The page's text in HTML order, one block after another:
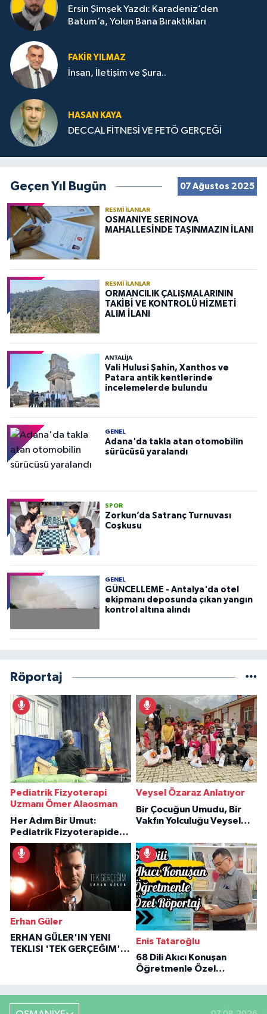
Ersin Şimşek Yazdı: Karadeniz’den
Batum’a, Yolun Bana Bıraktıkları
FAKIR YILMAZ
İnsan, İletişim ve Şura..
HASAN KAYA
DECCAL FİTNESİ VE FETÖ GERÇEĞİ
Geçen Yıl Bugün 07 Ağustos 2025
RESMI İLANLAR
OSMANİYE SERİNOVA
MAHALLESİNDE TAŞINMAZIN İLANI
RESMI İLANLAR
ORMANCILIK ÇALIŞMALARININ
TAKİBİ VE KONTROLÜ HİZMETİ
ALIM İLANI
ANTALIJA
Vali Hulusi Şahin, Xanthos ve
Patara antik kentlerinde
incelemelerde bulundu
GENEL
Adana'da takla atan otomobilin
sürücüsü yaralandı
SPOR
Zorkun’da Satranç Turnuvası
Coşkusu
GENEL
GÜNCELLEME - Antalya'da otel
ekipmanı deposunda çıkan yangın
kontrol altına alındı
Röportaj
Pediatrik Fizyoterapi
Uzmanı Ömer Alaosman
Her Adım Bir Umut:
Pediatrik Fizyoterapiden
İlham Veren Hikâyeler
Veysel Özaraz Anlatıyor
Bir Çocuğun Umudu, Bir
Vakfın Yolculuğu Veysel
Erhan Güler
ERHAN GÜLER'IN YENI
TEKLISI 'TEK GERÇEĞIM'LE
Enis Tataroğlu
68 Dili Akıcı Konuşan
Öğretmenle Özel